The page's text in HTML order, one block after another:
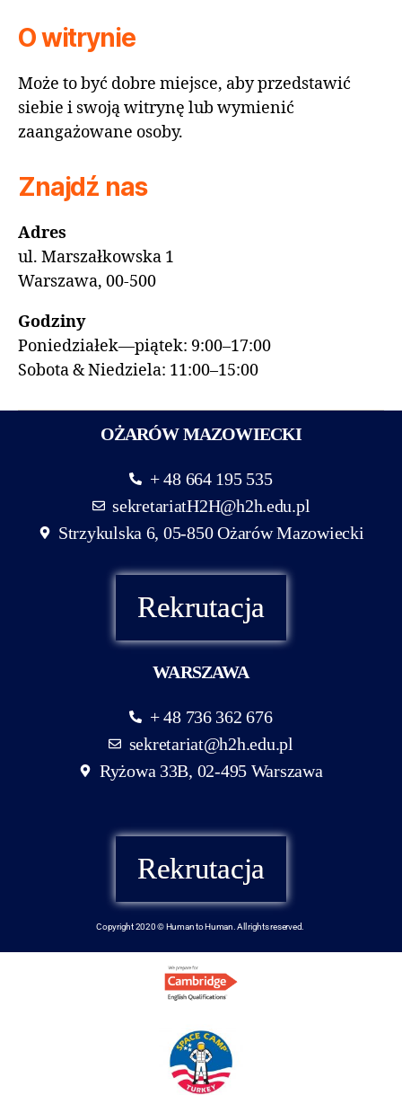
O witrynie
Może to być dobre miejsce, aby przedstawić
siebie i swoją witrynę lub wymienić
zaangażowane osoby.
Znajdź nas
Adres
ul. Marszałkowska 1
Warszawa, 00-500
Godziny
Poniedziałek—piątek: 9:00–17:00
Sobota & Niedziela: 11:00–15:00
OŻARÓW MAZOWIECKI
+ 48 664 195 535
sekretariatH2H@h2h.edu.pl
Strzykulska 6, 05-850 Ożarów Mazowiecki
Rekrutacja
WARSZAWA
+ 48 736 362 676
sekretariat@h2h.edu.pl
Ryżowa 33B, 02-495 Warszawa
Rekrutacja
Copyright 2020 © Human to Human. All rights reserved.